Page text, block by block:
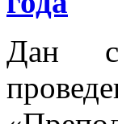
Дан